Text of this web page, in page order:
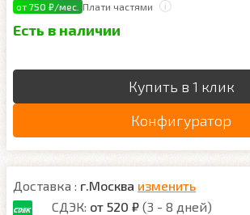
от 750 ₽/мес. Плати частями
Есть в наличии
Купить в 1 клик
Конфигуратор
Доставка : г.Москва изменить
СДЭК: от 520 ₽ (3 - 8 дней)